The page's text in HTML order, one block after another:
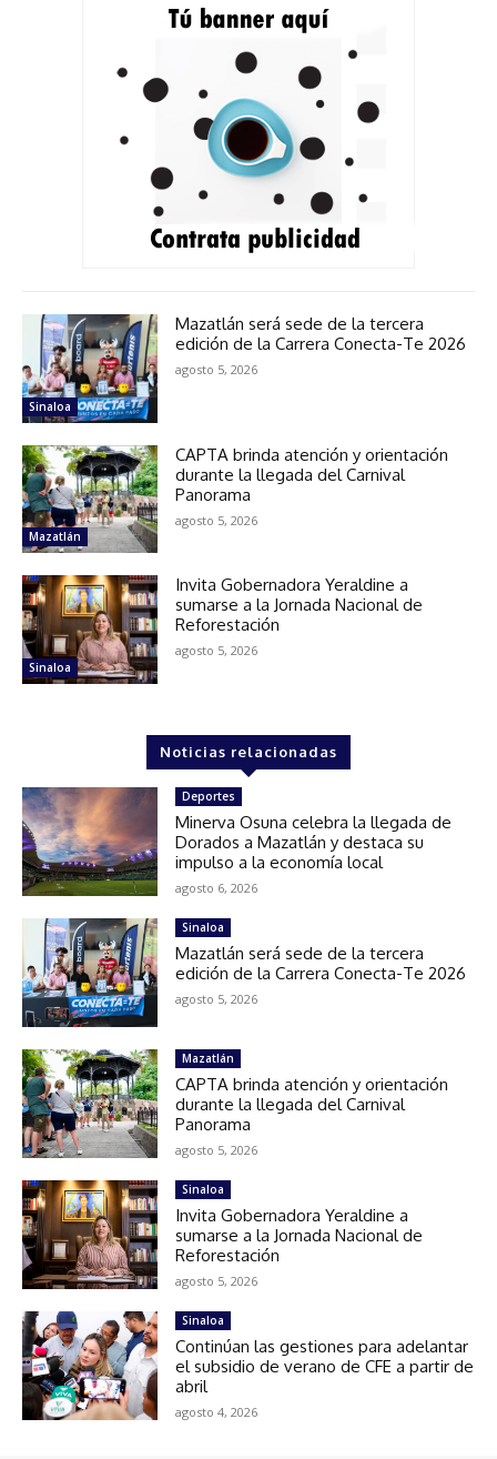
Sinaloa
Mazatlán será sede de la tercera
edición de la Carrera Conecta-Te 2026
agosto 5, 2026
Mazatlán
CAPTA brinda atención y orientación
durante la llegada del Carnival
Panorama
agosto 5, 2026
Sinaloa
Invita Gobernadora Yeraldine a
sumarse a la Jornada Nacional de
Reforestación
agosto 5, 2026
Noticias relacionadas
Deportes
Minerva Osuna celebra la llegada de
Dorados a Mazatlán y destaca su
impulso a la economía local
agosto 6, 2026
Sinaloa
Mazatlán será sede de la tercera
edición de la Carrera Conecta-Te 2026
agosto 5, 2026
Mazatlán
CAPTA brinda atención y orientación
durante la llegada del Carnival
Panorama
agosto 5, 2026
Sinaloa
Invita Gobernadora Yeraldine a
sumarse a la Jornada Nacional de
Reforestación
agosto 5, 2026
Sinaloa
Continúan las gestiones para adelantar
el subsidio de verano de CFE a partir de
abril
agosto 4, 2026